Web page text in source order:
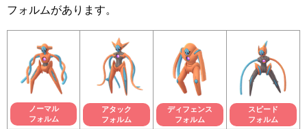
フォルムがあります。
ノーマル
フォルム
アタック
フォルム
ディフェンス
フォルム
スピード
フォルム